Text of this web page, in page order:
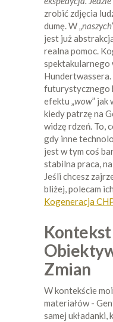
zrobić zdjęcia
dumę. W „naszych
jest już
realna pomoc.
spektakularnego
Hundertwassera.
futurystycznego
efektu „wow” jak
kiedy patrzę na
widzę rdzeń. To,
gdy inne
jest w tym coś
stabilna praca,
Jeśli chcesz
bliżej, polecam
Kogeneracja CHP
Zmian
W kontekście
materiałów -
samej